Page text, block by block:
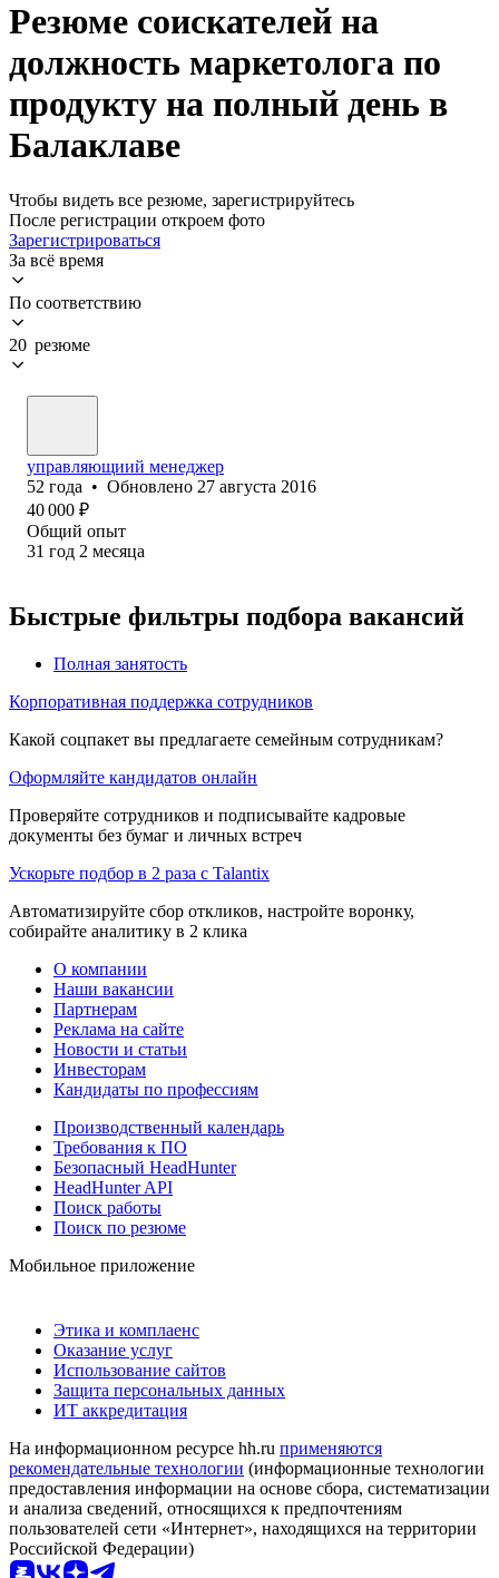
Резюме соискателей на
должность маркетолога по
продукту на полный день в
Балаклаве
Чтобы видеть все резюме, зарегистрируйтесь
После регистрации откроем фото
Зарегистрироваться
За всё время
По соответствию
20 резюме
управляющиий менеджер
52 года • Обновлено 27 августа 2016
40 000 ₽
Общий опыт
31 год 2 месяца
Быстрые фильтры подбора вакансий
Полная занятость
Корпоративная поддержка сотрудников
Какой соцпакет вы предлагаете семейным сотрудникам?
Оформляйте кандидатов онлайн
Проверяйте сотрудников и подписывайте кадровые
документы без бумаг и личных встреч
Ускорьте подбор в 2 раза с Talantix
Автоматизируйте сбор откликов, настройте воронку,
собирайте аналитику в 2 клика
О компании
Наши вакансии
Партнерам
Реклама на сайте
Новости и статьи
Инвесторам
Кандидаты по профессиям
Производственный календарь
Требования к ПО
Безопасный HeadHunter
HeadHunter API
Поиск работы
Поиск по резюме
Мобильное приложение
Этика и комплаенс
Оказание услуг
Использование сайтов
Защита персональных данных
ИТ аккредитация
На информационном ресурсе hh.ru применяются
рекомендательные технологии (информационные технологии
предоставления информации на основе сбора, систематизации
и анализа сведений, относящихся к предпочтениям
пользователей сети «Интернет», находящихся на территории
Российской Федерации)